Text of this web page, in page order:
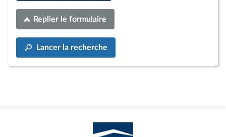
Replier le formulaire
Lancer la recherche